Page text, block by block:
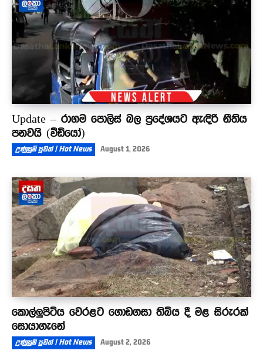
Update – රාගම පොලිස් බල ප්‍රදේශයට ඇඳිරි නීතිය
පනවයි (වීඩියෝ)
උණුසුම් පුවත් | Hot News August 1, 2026
කොල්ලුපිටිය වෙරළට ගොඩගසා තිබිය දී මළ සිරුරක්
සොයාගැනේ
උණුසුම් පුවත් | Hot News August 2, 2026